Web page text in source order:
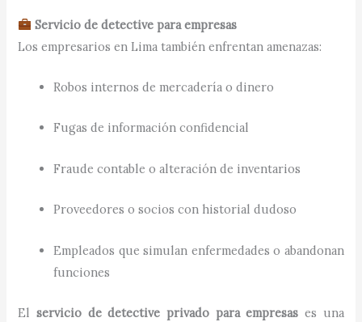
Servicio de detective para empresas
Los empresarios en Lima también enfrentan amenazas:
Robos internos de mercadería o dinero
Fugas de información confidencial
Fraude contable o alteración de inventarios
Proveedores o socios con historial dudoso
Empleados que simulan enfermedades o abandonan
funciones
Elservicio de detective privado para empresas es una